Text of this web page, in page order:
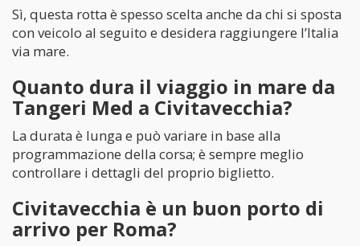
Sì, questa rotta è spesso scelta anche da chi si sposta
con veicolo al seguito e desidera raggiungere l’Italia
via mare.
Quanto dura il viaggio in mare da
Tangeri Med a Civitavecchia?
La durata è lunga e può variare in base alla
programmazione della corsa; è sempre meglio
controllare i dettagli del proprio biglietto.
Civitavecchia è un buon porto di
arrivo per Roma?